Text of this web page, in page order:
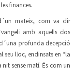
finances.
mateix, com va dir
amb aquells dos
profunda decepció
seu lloc, endinsats en “la
sense matí. És com un